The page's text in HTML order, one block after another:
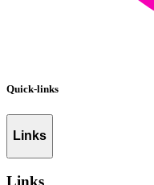
Quick-links
Links